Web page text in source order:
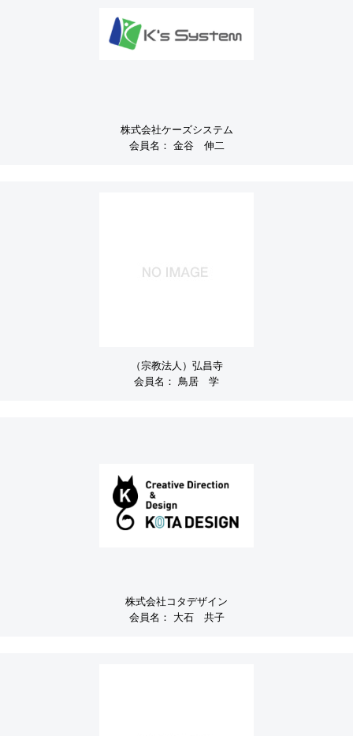
株式会社ケーズシステム
会員名： 金谷 伸二
（宗教法人）弘昌寺
会員名：
鳥居 学
株式会社コタデザイン
会員名：
大石 共子